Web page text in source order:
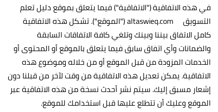
في هذه الاتفاقية ("الاتفاقية") فيما يتعلق بموقع دليل تعلم
التسويق altaswieq.com ("الموقع"). تشكل هذه الاتفاقية
كامل الاتفاق بيننا وبينك وتلغي كافة الاتفاقات السابقة
والضمانات وأي اتفاق سابق فيما يتعلق بالموقع أو المحتوى أو
الخدمات المزودة من قبل الموقع أو من خلاله وموضوع هذه
الاتفاقية. يمكن تعديل هذه الاتفاقية من وقت لآخر من قبلنا دون
إشعار مسبق إليك. سيتم نشر أحدث نسخة من هذه الاتفاقية عبر
الموقع وعليك أن تتطلع عليها قبل استخدامك للموقع.